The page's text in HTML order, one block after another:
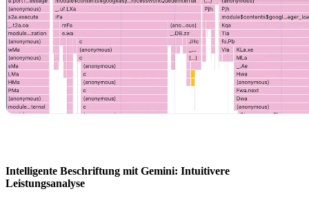
Intelligente Beschriftung mit Gemini: Intuitivere
Leistungsanalyse